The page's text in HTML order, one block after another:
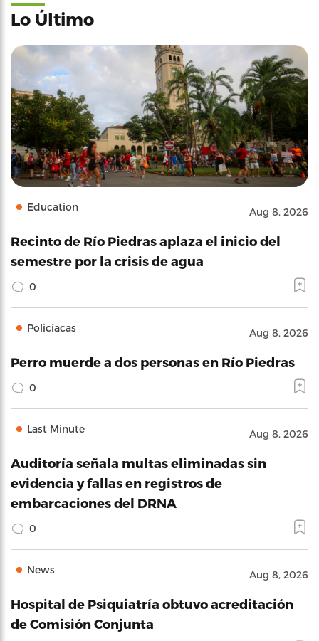
Lo Último
Education Aug 8, 2026
Recinto de Río Piedras aplaza el inicio del
semestre por la crisis de agua
0
Policíacas Aug 8, 2026
Perro muerde a dos personas en Río Piedras
0
Last Minute Aug 8, 2026
Auditoría señala multas eliminadas sin
evidencia y fallas en registros de
embarcaciones del DRNA
0
News Aug 8, 2026
Hospital de Psiquiatría obtuvo acreditación
de Comisión Conjunta